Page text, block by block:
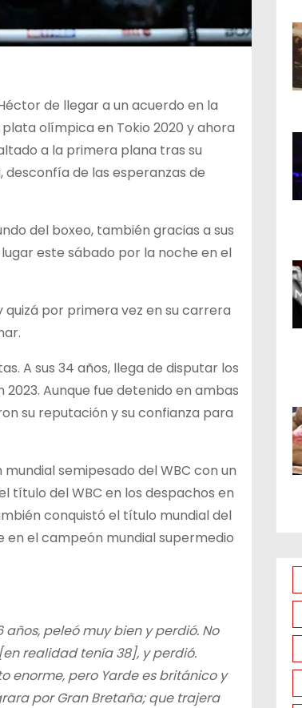
de llegar a un acuerdo en la
olímpica en Tokio 2020 y ahora
a la primera plana tras su
de las esperanzas de
del boxeo, también gracias a sus
este sábado por la noche en el
quizá por primera vez en su carrera
A sus 34 años, llega de disputar los
Aunque fue detenido en ambas
su reputación y su confianza para
semipesado del WBC con un
título del WBC en los despachos en
conquistó el título mundial del
en el campeón mundial supermedio
peleó muy bien y perdió. No
realidad tenía 38], y perdió.
enorme, pero Yarde es británico y
por Gran Bretaña; que trajera